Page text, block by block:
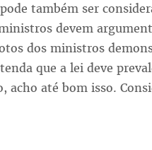
também ser
devem
dos ministros
que a lei deve
acho até bom isso.